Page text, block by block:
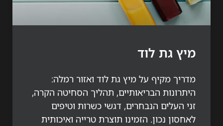
גת לוד
מקיף על מיץ גת לוד ואזור רמלה:
הבריאותיים, תהליך הסחיטה הקרה,
העלים הנבחרים, דגשי כשרות וטיפים
נכון. הזמינו תוצרת טרייה ואיכותית